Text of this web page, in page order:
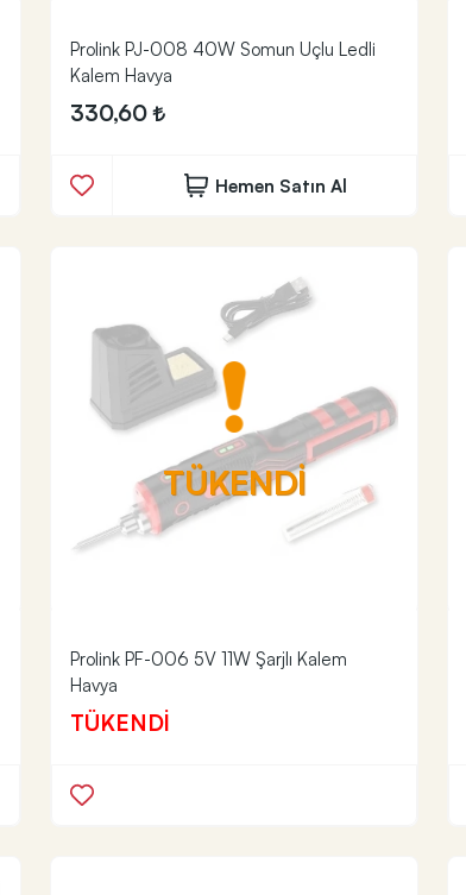
Prolink PJ-008 40W Somun Uçlu Ledli
Kalem Havya
330,60
Hemen Satın Al
TÜKENDİ
Prolink PF-006 5V 11W Şarjlı Kalem
Havya
TÜKENDİ